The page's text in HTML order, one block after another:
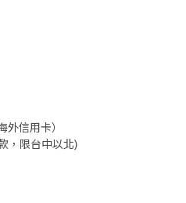
外信用卡）
，限台中以北)